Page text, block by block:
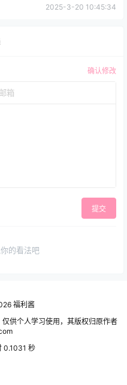
2025-3-20 10:45:34
确认修改
提交
的看法吧
福利酱
供个人学习使用，其版权归原作者
0.1031 秒